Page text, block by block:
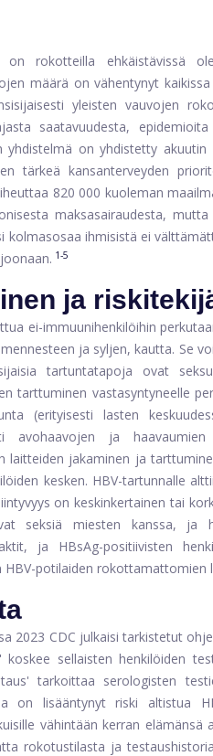
on rokotteilla ehkäistävissä
määrä on vähentynyt
yleisten vauvojen
saatavuudesta,
yhdistelmä on yhdistetty
tärkeä kansanterveyden
820 000 kuoleman
maksasairaudesta,
kolmasosaa ihmisistä ei
1-5
ja
ei-immuunihenkilöihin
ja syljen, kautta. Se
​​tartuntatapoja ovat
tarttuminen vastasyntyneelle
(erityisesti lasten
avohaavojen ja
laitteiden jakaminen ja
kesken. HBV-tartunnalle
on keskinkertainen tai
seksiä miesten kanssa, ja
ja HBsAg-positiivisten
potilaiden rokottamattomien
2023 CDC julkaisi tarkistetut
koskee sellaisten henkilöiden
tarkoittaa serologisten
on lisääntynyt riski altistua
vähintään kerran elämänsä
rokotustilasta ja